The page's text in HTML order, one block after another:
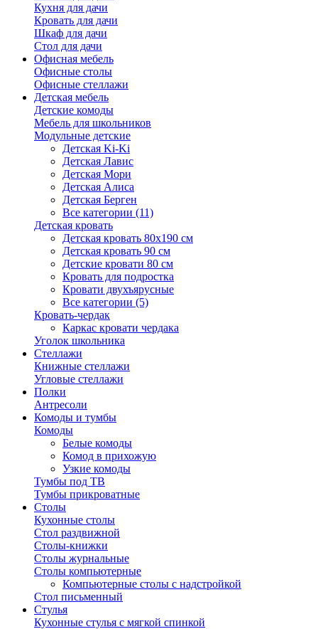
Кухня для дачи
Кровать для дачи
Шкаф для дачи
Стол для дачи
Офисная мебель
Офисные столы
Офисные стеллажи
Детская мебель
Детские комоды
Мебель для школьников
Модульные детские
Детская Ki-Ki
Детская Лавис
Детская Мори
Детская Алиса
Детская Берген
Все категории (11)
Детская кровать
Детская кровать 80х190 см
Детская кровать 90 см
Детские кровати 80 см
Кровать для подростка
Кровати двухъярусные
Все категории (5)
Кровать-чердак
Каркас кровати чердака
Уголок школьника
Стеллажи
Книжные стеллажи
Угловые стеллажи
Полки
Антресоли
Комоды и тумбы
Комоды
Белые комоды
Комод в прихожую
Узкие комоды
Тумбы под ТВ
Тумбы прикроватные
Столы
Кухонные столы
Стол раздвижной
Столы-книжки
Столы журнальные
Столы компьютерные
Компьютерные столы с надстройкой
Стол письменный
Стулья
Кухонные стулья с мягкой спинкой